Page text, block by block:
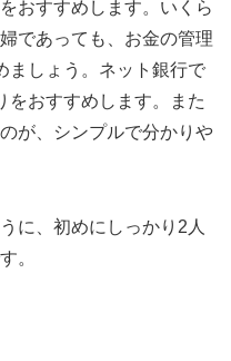
おすすめします。いくら
であっても、お金の管理
ましょう。ネット銀行で
をおすすめします。また
が、シンプルで分かりや
に、初めにしっかり2人
。